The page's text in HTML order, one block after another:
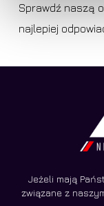
Sprawdź naszą
najlepiej
Jeżeli mają
związane z